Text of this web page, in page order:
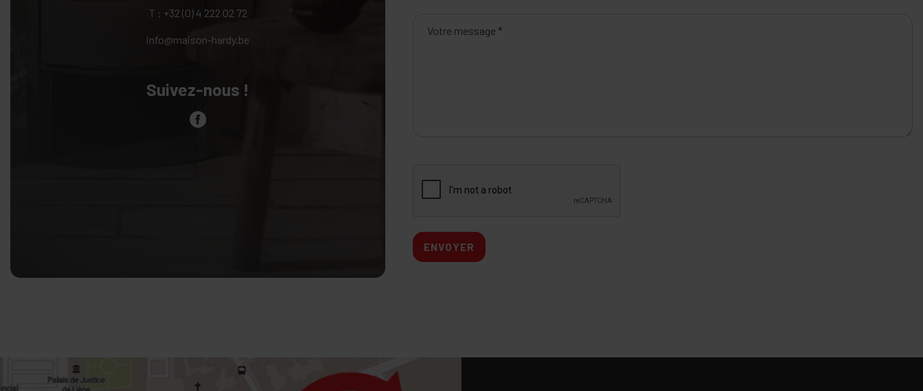
T : +32 (0) 4 222 02 72
info@maison-hardy.be
Suivez-nous !
ENVOYER